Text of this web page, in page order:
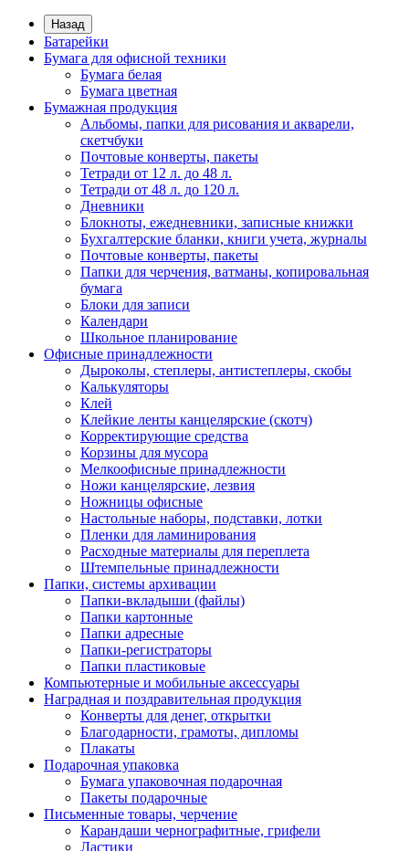
Назад
Батарейки
Бумага для офисной техники
Бумага белая
Бумага цветная
Бумажная продукция
Альбомы, папки для рисования и акварели,
скетчбуки
Почтовые конверты, пакеты
Тетради от 12 л. до 48 л.
Тетради от 48 л. до 120 л.
Дневники
Блокноты, ежедневники, записные книжки
Бухгалтерские бланки, книги учета, журналы
Почтовые конверты, пакеты
Папки для черчения, ватманы, копировальная
бумага
Блоки для записи
Календари
Школьное планирование
Офисные принадлежности
Дыроколы, степлеры, антистеплеры, скобы
Калькуляторы
Клей
Клейкие ленты канцелярские (скотч)
Корректирующие средства
Корзины для мусора
Мелкоофисные принадлежности
Ножи канцелярские, лезвия
Ножницы офисные
Настольные наборы, подставки, лотки
Пленки для ламинирования
Расходные материалы для переплета
Штемпельные принадлежности
Папки, системы архивации
Папки-вкладыши (файлы)
Папки картонные
Папки адресные
Папки-регистраторы
Папки пластиковые
Компьютерные и мобильные аксессуары
Наградная и поздравительная продукция
Конверты для денег, открытки
Благодарности, грамоты, дипломы
Плакаты
Подарочная упаковка
Бумага упаковочная подарочная
Пакеты подарочные
Письменные товары, черчение
Карандаши чернографитные, грифели
Ластики